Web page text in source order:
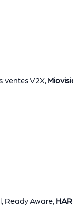
V2X,
Ready Aware,